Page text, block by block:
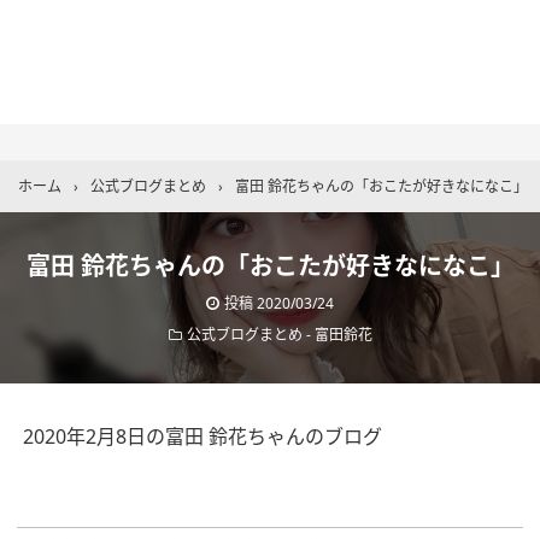
ホーム › 公式ブログまとめ › 富田 鈴花ちゃんの「おこたが好きなになこ」
富田 鈴花ちゃんの「おこたが好きなになこ」
投稿2020/03/24
公式ブログまとめ - 富田鈴花
2020年2月8日の富田 鈴花ちゃんのブログ